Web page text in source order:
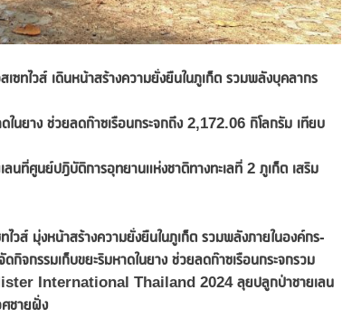
ทไวส์ เดินหน้าสร้างความยั่งยืนในภูเก็ต รวมพลังบุคลากร
ในยางช่วยลดก๊าซเรือนกระจกถึง2,172.06 กิโลกรัม เทียบ
นย์ปฎิบัติการอุทยานแห่งชาติทางทะเลที่ 2 ภูเก็ต เสริม
ส์ มุ่งหน้าสร้างความยั่งยืนในภูเก็ต รวมพลังภายในองค์กร-
กิจกรรมเก็บขยะริมหาดในยาง ช่วยลดก๊าซเรือนกระจกรวม
International Thailand 2024 ลุยปลูกป่าชายเลน
ศชายฝั่ง